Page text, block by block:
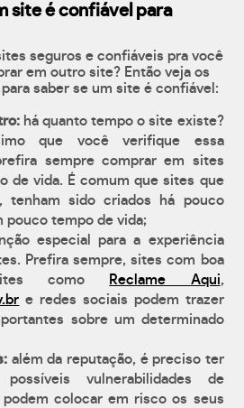
site é confiável para
seguros e confiáveis pra você
em outro site? Então veja os
saber se um site é confiável:
há quanto tempo o site existe?
que você verifique essa
sempre comprar em sites
de vida. É comum que sites que
tenham sido criados há pouco
pouco tempo de vida;
especial para a experiência
Prefira sempre, sites com boa
como
Reclame Aqui,
e redes sociais podem trazer
sobre um determinado
além da reputação, é preciso ter
vulnerabilidades de
podem colocar em risco os seus